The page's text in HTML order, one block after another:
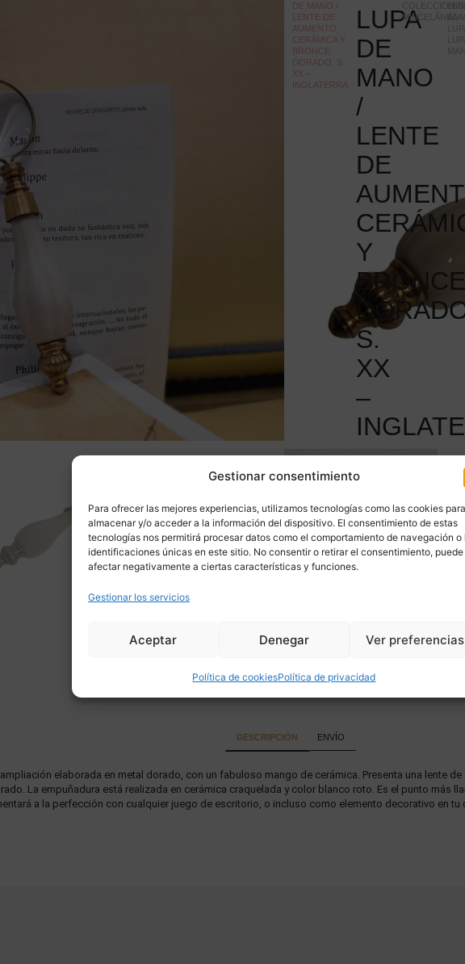
Gestionar consentimiento
Para ofrecer las mejores experiencias, utilizamos tecnologías como las cookies para
almacenar y/o acceder a la información del dispositivo. El consentimiento de estas
tecnologías nos permitirá procesar datos como el comportamiento de navegación o
identificaciones únicas en este sitio. No consentir o retirar el consentimiento, puede
afectar negativamente a ciertas características y funciones.
Gestionar los servicios
Aceptar Denegar Ver preferencias
Política de cookiesPolítica de privacidad
DE MANO /
LENTE DE
AUMENTO,
CERÁMICA Y
BRONCE
DORADO, S.
XX –
INGLATERRA
LUPA
DE
MANO
/
LENTE
DE
Y
BRONCE
S.
XX
–
MISCELÁNEA
DESCRIPCIÓN ENVÍO
elaborada en metal dorado, con un fabuloso mango de cerámica. Presenta una lente
La empuñadura está realizada en cerámica craquelada y color blanco roto. Es el punto más
a la perfección con cualquier juego de escritorio, o incluso como elemento decorativo en